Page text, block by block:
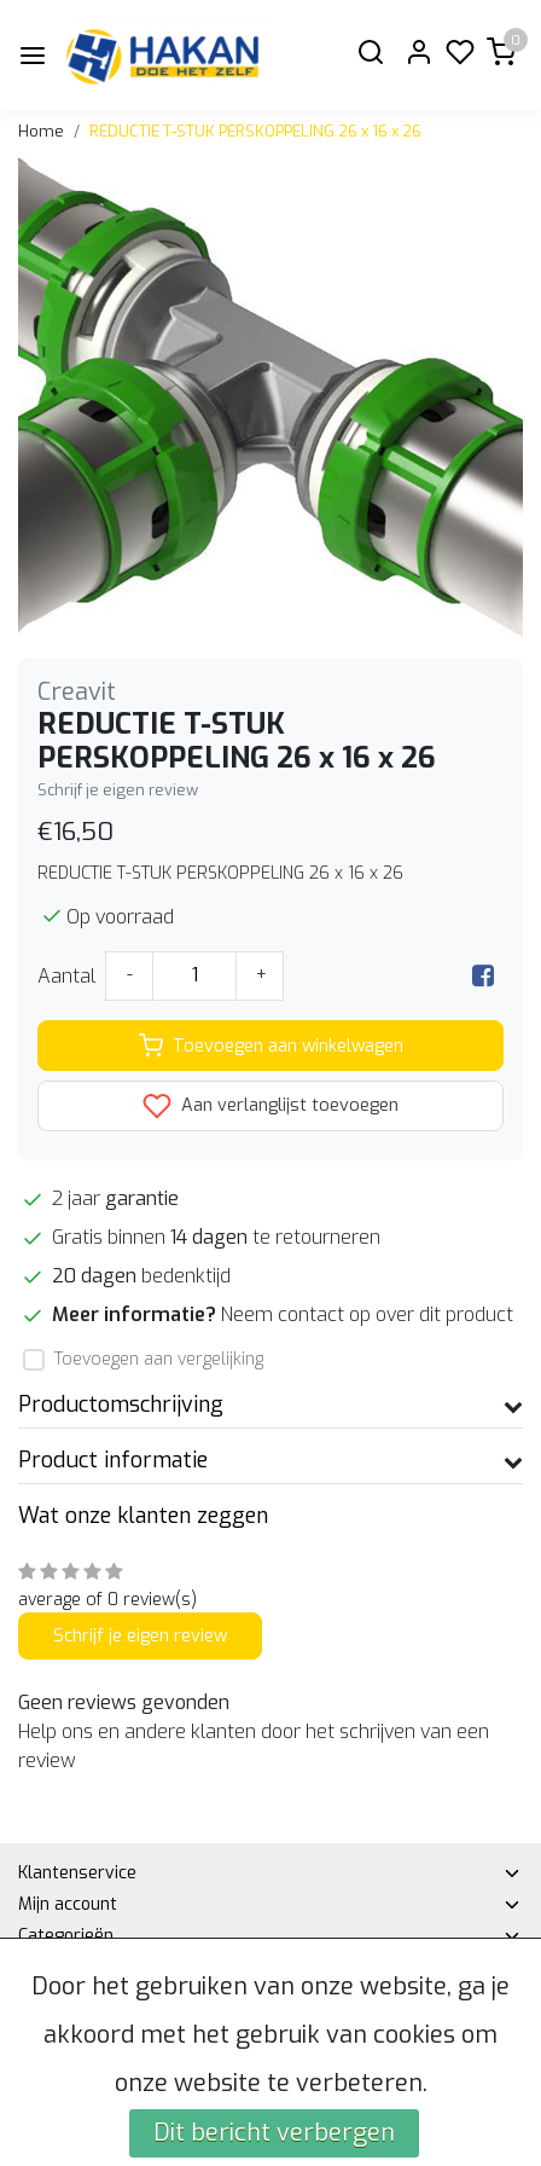
0
Home REDUCTIE T-STUK PERSKOPPELING 26 x 16 x 26
Creavit
REDUCTIE T-STUK
PERSKOPPELING 26 x 16 x 26
Schrijf je eigen review
€16,50
REDUCTIE T-STUK PERSKOPPELING 26 x 16 x 26
Op voorraad
Aantal - +
Toevoegen aan winkelwagen
Aan verlanglijst toevoegen
2 jaar garantie
Gratis binnen 14 dagen te retourneren
20 dagen bedenktijd
Meer informatie? Neem contact op over dit product
Toevoegen aan vergelijking
Productomschrijving
Product informatie
Wat onze klanten zeggen
average of 0 review(s)
Schrijf je eigen review
Geen reviews gevonden
Help ons en andere klanten door het schrijven van een
review
Klantenservice
Mijn account
Categorieën
© Copyright 2026 - Hakan DHZ | Realisatie InStijl Media
Door het gebruiken van onze website, ga je
akkoord met het gebruik van cookies om
onze website te verbeteren.
Dit bericht verbergen